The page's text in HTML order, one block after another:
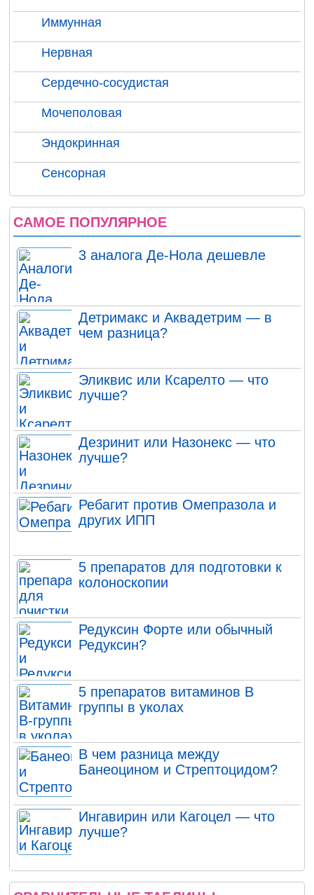
Иммунная
Нервная
Сердечно-сосудистая
Мочеполовая
Эндокринная
Сенсорная
САМОЕ ПОПУЛЯРНОЕ
3 аналога Де-Нола дешевле
Детримакс и Аквадетрим — в
чем разница?
Эликвис или Ксарелто — что
лучше?
Дезринит или Назонекс — что
лучше?
Ребагит против Омепразола и
других ИПП
5 препаратов для подготовки к
колоноскопии
Редуксин Форте или обычный
Редуксин?
5 препаратов витаминов В
группы в уколах
В чем разница между
Банеоцином и Стрептоцидом?
Ингавирин или Кагоцел — что
лучше?